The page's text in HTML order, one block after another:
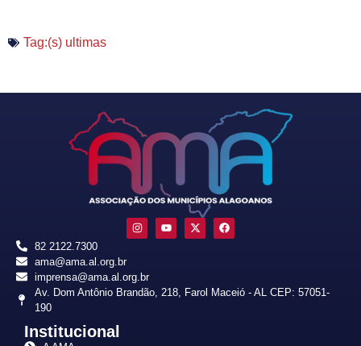
Tag:(s) ultimas
82 2122.7300
ama@ama.al.org.br
imprensa@ama.al.org.br
Av. Dom Antônio Brandão, 218, Farol Maceió - AL CEP: 57051-
190
Institucional